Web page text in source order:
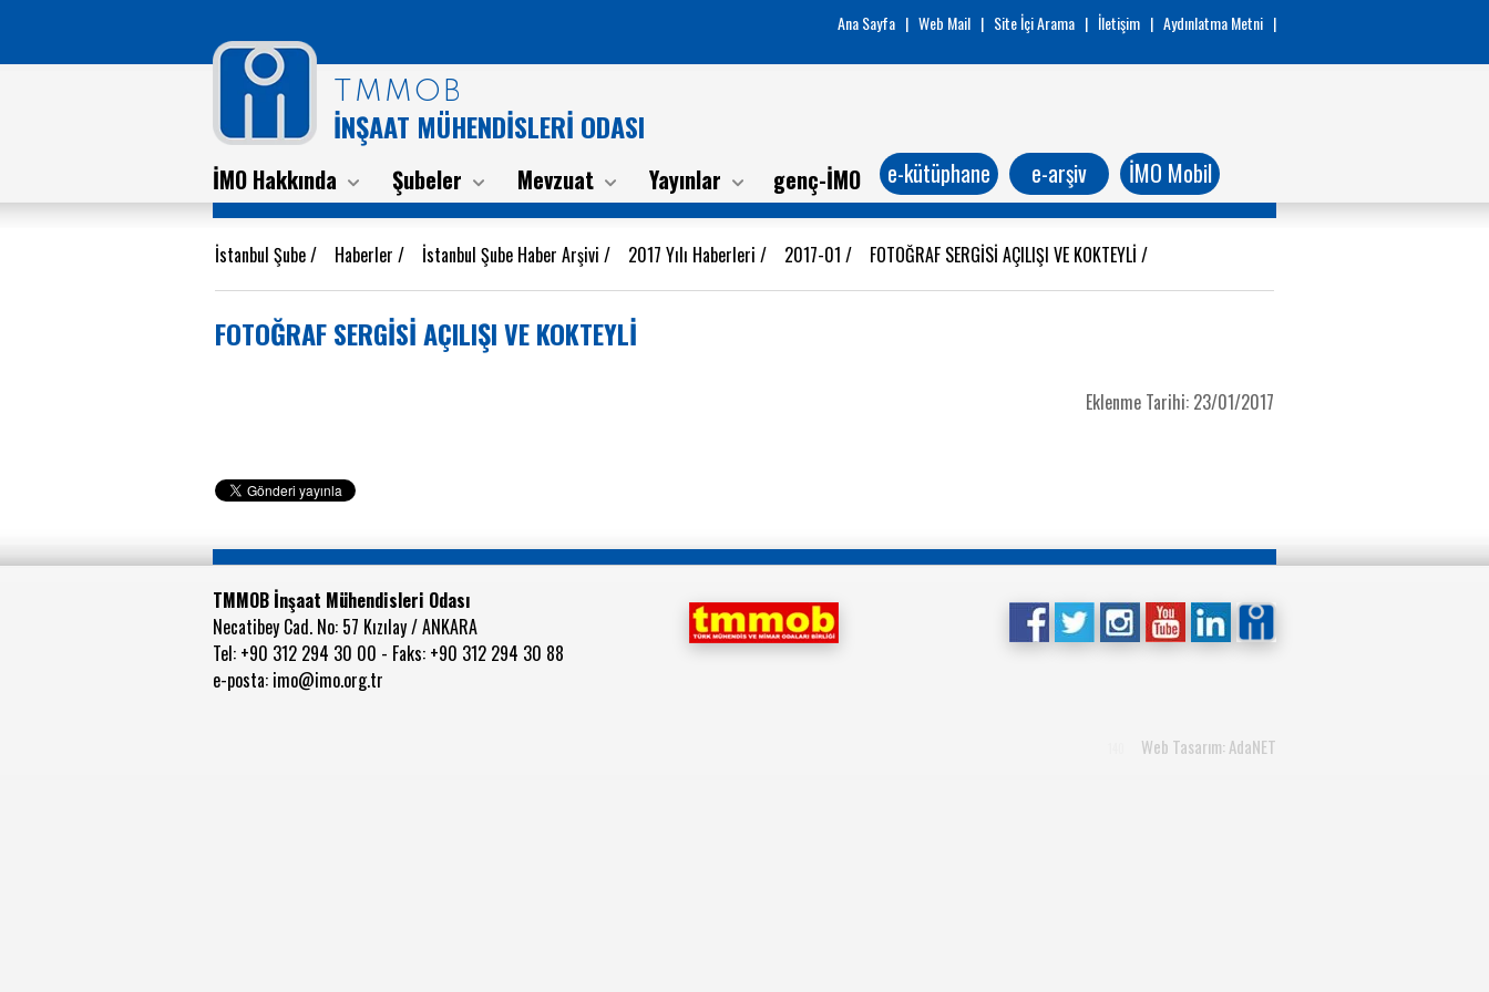
Ana Sayfa | Web Mail | Site İçi Arama | İletişim | Aydınlatma Metni |
TMMOB
İNŞAAT MÜHENDİSLERİ ODASI
İMO Hakkında Şubeler Mevzuat Yayınlar genç-İMO e-kütüphane e-arşiv İMO Mobil
İstanbul Şube/ Haberler / İstanbul Şube Haber Arşivi / 2017 Yılı Haberleri / 2017-01 / FOTOĞRAF SERGİSİ AÇILIŞI VE KOKTEYLİ /
FOTOĞRAF SERGİSİ AÇILIŞI VE KOKTEYLİ
Eklenme Tarihi: 23/01/2017
TMMOB İnşaat Mühendisleri Odası
Necatibey Cad. No: 57 Kızılay / ANKARA
Tel: +90 312 294 30 00 - Faks: +90 312 294 30 88
e-posta: imo@imo.org.tr
Web Tasarım: AdaNET